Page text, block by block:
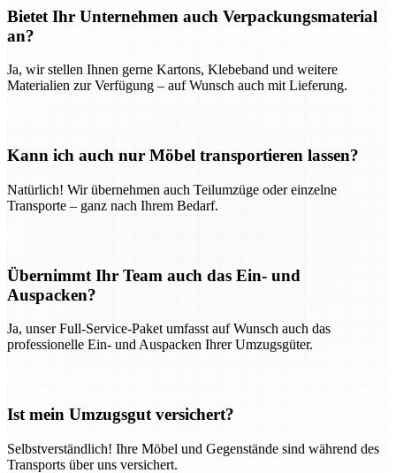
Bietet Ihr Unternehmen auch Verpackungsmaterial
an?
Ja, wir stellen Ihnen gerne Kartons, Klebeband und weitere
Materialien zur Verfügung – auf Wunsch auch mit Lieferung.
Kann ich auch nur Möbel transportieren lassen?
Natürlich! Wir übernehmen auch Teilumzüge oder einzelne
Transporte – ganz nach Ihrem Bedarf.
Übernimmt Ihr Team auch das Ein- und
Auspacken?
Ja, unser Full-Service-Paket umfasst auf Wunsch auch das
professionelle Ein- und Auspacken Ihrer Umzugsgüter.
Ist mein Umzugsgut versichert?
Selbstverständlich! Ihre Möbel und Gegenstände sind während des
Transports über uns versichert.